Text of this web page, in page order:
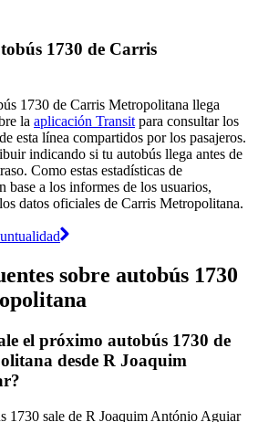
1730 de Carris
1730 de Carris Metropolitana llega
la aplicación Transit para consultar los
esta línea compartidos por los pasajeros.
indicando si tu autobús llega antes de
Como estas estadísticas de
base a los informes de los usuarios,
datos oficiales de Carris Metropolitana.
sobre autobús 1730
el próximo autobús 1730 de
desde R Joaquim
1730 sale de R Joaquim António Aguiar